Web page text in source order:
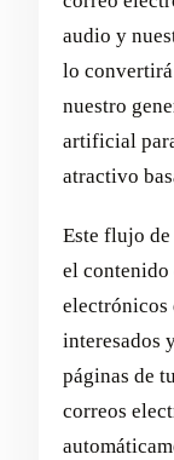
audio y
lo convertirá
nuestro
artificial
atractivo
Este flujo
el contenido
electrónicos
interesados
páginas de
correos